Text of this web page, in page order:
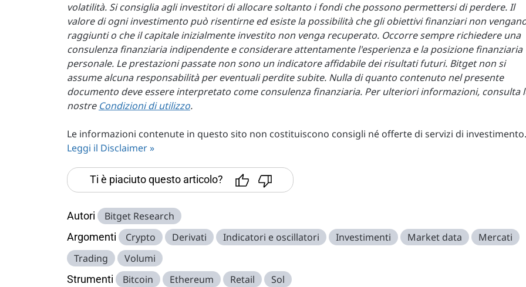
volatilità. Si consiglia agli investitori di allocare soltanto i fondi che possono permettersi di perdere. Il
valore di ogni investimento può risentirne ed esiste la possibilità che gli obiettivi finanziari non
raggiunti o che il capitale inizialmente investito non venga recuperato. Occorre sempre richiedere una
consulenza finanziaria indipendente e considerare attentamente l'esperienza e la posizione finanziaria
personale. Le prestazioni passate non sono un indicatore affidabile dei risultati futuri. Bitget non si
assume alcuna responsabilità per eventuali perdite subite. Nulla di quanto contenuto nel presente
documento deve essere interpretato come consulenza finanziaria. Per ulteriori informazioni, consulta
nostre Condizioni di utilizzo.
Le informazioni contenute in questo sito non costituiscono consigli né offerte di servizi di investimento.
Leggi il Disclaimer »
Ti è piaciuto questo articolo?
Autori Bitget Research
Argomenti Crypto Derivati Indicatori e oscillatori Investimenti Market data
Mercati
Trading
Volumi
Strumenti Bitcoin Ethereum Retail Sol